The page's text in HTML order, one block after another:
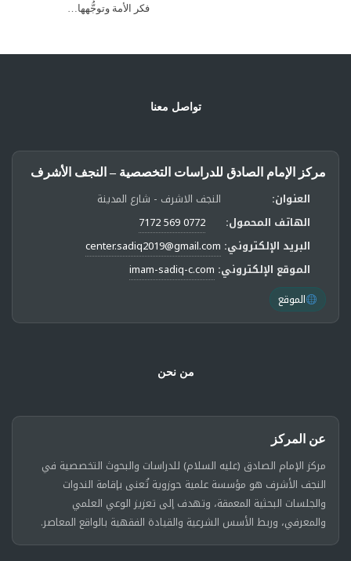
فكر الأمة وتوجُّهها…
تواصل معنا
مركز الإمام الصادق للدراسات التخصصية – النجف الأشرف
العنوان:
النجف الاشرف - شارع المدينة
الهاتف المحمول:
0772 569 7172
البريد الإلكتروني: center.sadiq2019@gmail.com
الموقع الإلكتروني: imam-sadiq-c.com
الموقع
من نحن
عن المركز
مركز الإمام الصادق (عليه السلام) للدراسات والبحوث التخصصية في
النجف الأشرف هو مؤسسة علمية حوزوية تُعنى بإقامة الندوات
والجلسات البحثية المعمقة، وتهدف إلى تعزيز الوعي العلمي
والمعرفي، وربط الأسس الشرعية والقيادة الفقهية بالواقع المعاصر.